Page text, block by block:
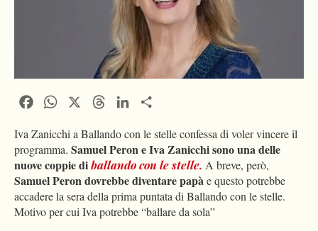
FacebookWhatsApp ThreadsLinkedIn
Iva Zanicchi a Ballando con le stelle confessa di voler vincere il
programma. Samuel Peron e Iva Zanicchi sono una delle
nuove coppie diballando con le stelle. A breve, però,
Samuel Peron dovrebbe diventare papàe questo potrebbe
accadere la sera della prima puntata di Ballando con le stelle.
Motivo per cui Iva potrebbe “ballare da sola”